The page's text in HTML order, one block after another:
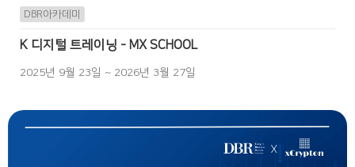
DBR아카데미
K 디지털 트레이닝 - MX SCHOOL
2025년 9월 23일 ~ 2026년 3월 27일